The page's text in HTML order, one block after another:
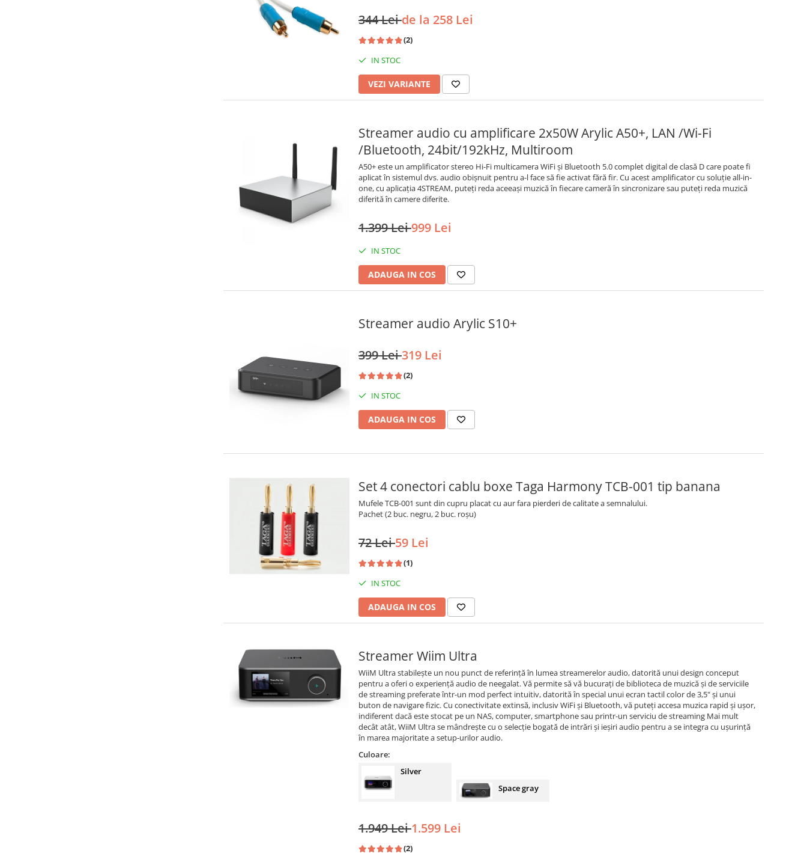
344 Leide la 258 Lei
(2)
IN STOC
VEZI VARIANTE
Streamer audio cu amplificare 2x50W Arylic A50+, LAN /Wi-Fi
/Bluetooth, 24bit/192kHz, Multiroom
A50+ este un amplificator stereo Hi-Fi multicamera WiFi și Bluetooth 5.0 complet digital de clasă D care poate fi
aplicat în sistemul dvs. audio obișnuit pentru a-l face să fie activat fără fir. Cu acest amplificator cu soluție all-in-
one, cu aplicația 4STREAM, puteți reda aceeași muzică în fiecare cameră în sincronizare sau puteți reda muzică
diferită în camere diferite.
1.399 Lei999 Lei
IN STOC
ADAUGA IN COS
Streamer audio Arylic S10+
399 Lei319 Lei
(2)
IN STOC
ADAUGA IN COS
Set 4 conectori cablu boxe Taga Harmony TCB-001 tip banana
Mufele TCB-001 sunt din cupru placat cu aur fara pierderi de calitate a semnalului.
Pachet (2 buc. negru, 2 buc. roșu)
72 Lei59 Lei
(1)
IN STOC
ADAUGA IN COS
Streamer Wiim Ultra
WiiM Ultra stabilește un nou punct de referință în lumea streamerelor audio, datorită unui design conceput
pentru a oferi o experiență audio de neegalat. Vă permite să vă bucurați de biblioteca de muzică și de serviciile
de streaming preferate într-un mod perfect intuitiv, datorită în special unui ecran tactil color de 3,5" și unui
buton de navigare fizic. Cu conectivitate extinsă, inclusiv WiFi și Bluetooth, vă puteți accesa muzica rapid și ușor,
indiferent dacă este stocat pe un NAS, computer, smartphone sau printr-un serviciu de streaming Mai mult
decât atât, WiiM Ultra se mândrește cu o selecție bogată de intrări și ieșiri audio pentru a se integra cu ușurință
în marea majoritate a setup-urilor audio.
Culoare:
Silver
Space gray
1.949 Lei1.599 Lei
(2)